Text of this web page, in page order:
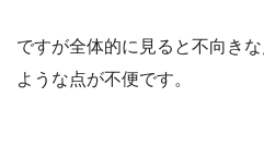
ですが全体的に見ると不向き
ような点が不便です。